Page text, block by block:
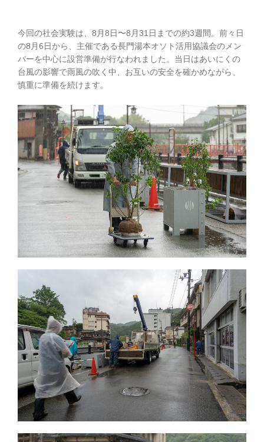
今回の社会実験は、8月8日〜8月31日までの約3週間。前々日
の8月6日から、主催である長門湯本オソト活用協議会のメン
バーを中心に設営準備が行なわれました。当日はあいにくの
台風の影響で雨風の吹く中、お互いの安全を確かめながら、
慎重に準備を続けます。